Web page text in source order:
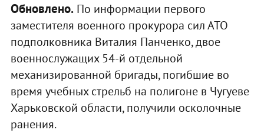
Обновлено.По информации первого
заместителя военного прокурора сил АТО
подполковника Виталия Панченко, двое
военнослужащих 54-й отдельной
механизированной бригады, погибшие во
время учебных стрельб на полигоне в Чугуеве
Харьковской области, получили осколочные
ранения.